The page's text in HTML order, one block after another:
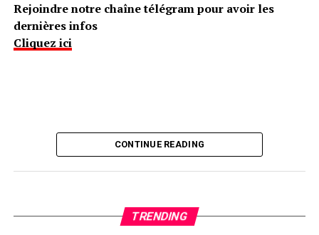
Rejoindre notre chaîne télégram pour avoir les
dernières infos
Cliquez ici
CONTINUE READING
TRENDING